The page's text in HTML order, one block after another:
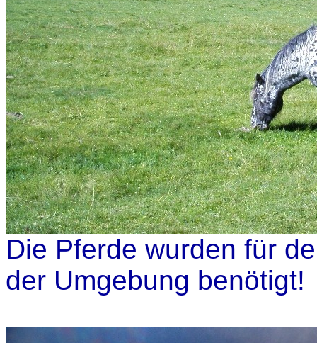
Die Pferde wurden für
der Umgebung benötigt!